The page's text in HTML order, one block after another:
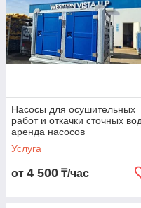
Насосы для осушительных
работ и откачки сточных вод,
аренда насосов
Услуга
от 4 500 ₸/час